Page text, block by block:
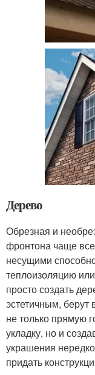
Дерево
Обрезная и
фронтона чаще
несущими
теплоизоляцию
просто создать
эстетичным, берут
не только прямую
укладку, но и
украшения
придать